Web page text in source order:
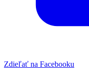
Zdieľať na Facebooku